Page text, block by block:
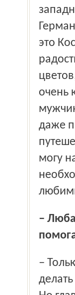
это
очень
даже
могу
– Любая жизнь – череда взлётов и падений. Что вам
– Только семья. Профессия – то, что я умею и люблю